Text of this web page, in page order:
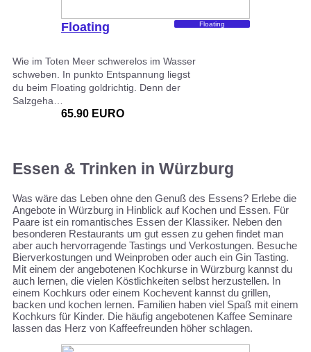
Floating Floating
Wie im Toten Meer schwerelos im Wasser
schweben. In punkto Entspannung liegst
du beim Floating goldrichtig. Denn der
Salzgeha…
65.90 EURO
Essen & Trinken in Würzburg
Was wäre das Leben ohne den Genuß des Essens? Erlebe die
Angebote in Würzburg in Hinblick auf Kochen und Essen. Für
Paare ist ein romantisches Essen der Klassiker. Neben den
besonderen Restaurants um gut essen zu gehen findet man
aber auch hervorragende Tastings und Verkostungen. Besuche
Bierverkostungen und Weinproben oder auch ein Gin Tasting.
Mit einem der angebotenen Kochkurse in Würzburg kannst du
auch lernen, die vielen Köstlichkeiten selbst herzustellen. In
einem Kochkurs oder einem Kochevent kannst du grillen,
backen und kochen lernen. Familien haben viel Spaß mit einem
Kochkurs für Kinder. Die häufig angebotenen Kaffee Seminare
lassen das Herz von Kaffeefreunden höher schlagen.